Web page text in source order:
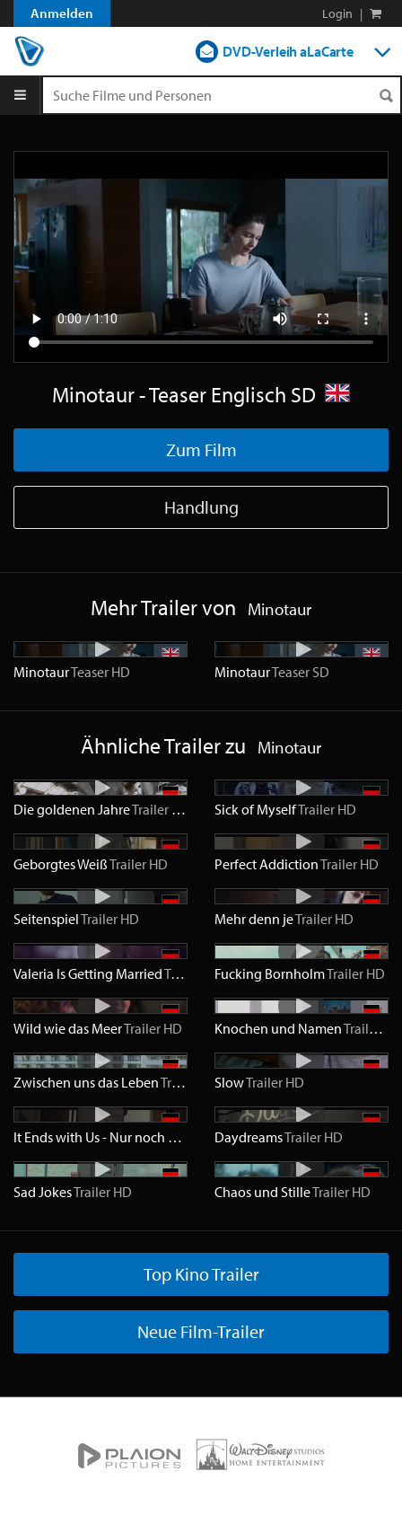
Anmelden Login |
DVD-Verleih aLaCarte
Blog
Minotaur - Teaser Englisch SD
Zum Film
Handlung
Mehr Trailer von Minotaur
MinotaurTeaser HD MinotaurTeaser SD
Ähnliche Trailer zu Minotaur
Die goldenen JahreTrailer HD Sick of MyselfTrailer HD
Geborgtes WeißTrailer HD Perfect AddictionTrailer HD
SeitenspielTrailer HD Mehr denn jeTrailer HD
Valeria Is Getting MarriedTrailer HD
Fucking BornholmTrailer HD
Wild wie das MeerTrailer HD Knochen und NamenTrailer
Zwischen uns das LebenTrailer HDSlowTrailer HD
It Ends with Us - Nur noch ein einziges Mal Trailer HD
DaydreamsTrailer HD
Sad JokesTrailer HD Chaos und StilleTrailer HD
Top Kino Trailer
Neue Film-Trailer